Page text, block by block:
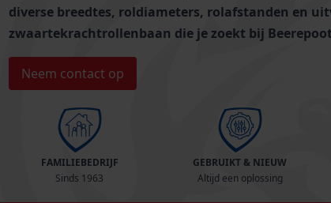
diverse breedtes, roldiameters, rolafstanden en
zwaartekrachtrollenbaan die je zoekt bij
Neem contact op
FAMILIEBEDRIJF
Sinds 1963
GEBRUIKT & NIEUW
Altijd een oplossing